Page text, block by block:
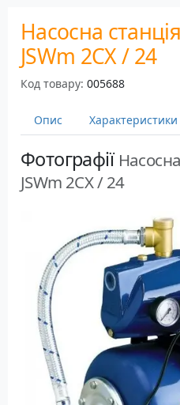
Насосна
JSWm 2CX / 24
Код товару: 005688
Опис Характеристики
Фотографії
JSWm 2CX / 24